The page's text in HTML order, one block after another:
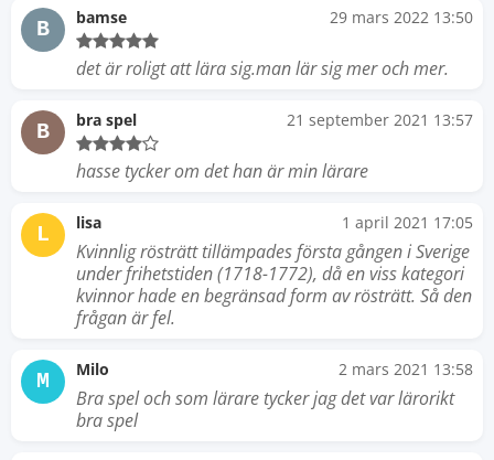
B bamse 29 mars 2022 13:50
det är roligt att lära sig.man lär sig mer och mer.
B bra spel 21 september 2021 13:57
hasse tycker om det han är min lärare
L lisa 1 april 2021 17:05
Kvinnlig rösträtt tillämpades första gången i Sverige
under frihetstiden (1718-1772), då en viss kategori
kvinnor hade en begränsad form av rösträtt. Så den
frågan är fel.
M Milo 2 mars 2021 13:58
Bra spel och som lärare tycker jag det var lärorikt
bra spel